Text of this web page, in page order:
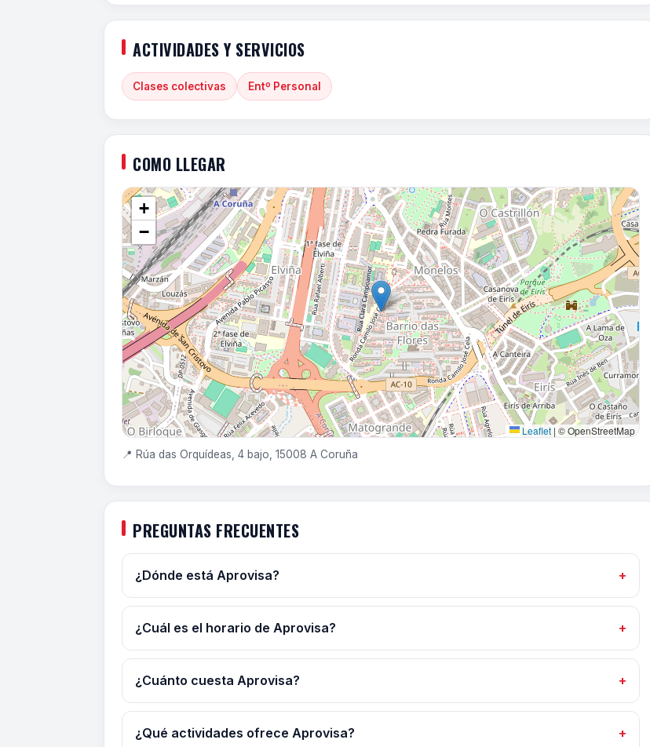
ACTIVIDADES Y SERVICIOS
Clases colectivas Entº Personal
COMO LLEGAR
+
−
Leaflet | © OpenStreetMap
📍 Rúa das Orquídeas, 4 bajo, 15008 A Coruña
PREGUNTAS FRECUENTES
¿Dónde está Aprovisa?
¿Cuál es el horario de Aprovisa?
¿Cuánto cuesta Aprovisa?
¿Qué actividades ofrece Aprovisa?